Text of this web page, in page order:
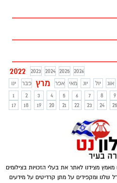
2022 2023 2024 2025
2026
ינו
פבר מרץ אפר מאי יונ יול אוג
1
2 3 4 5 6 7 8 9
17
18 19 20 21 22 23 24 25
מצידנו לאתר את בעלי הזכויות בצילומים
שלנו ומקפידים על מתן קרדיטים על מידעים